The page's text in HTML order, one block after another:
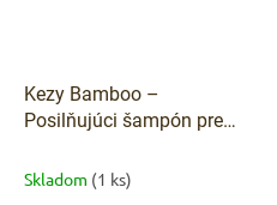
Kezy Bamboo –
Posilňujúci šampón pre
Skladom (1 ks)